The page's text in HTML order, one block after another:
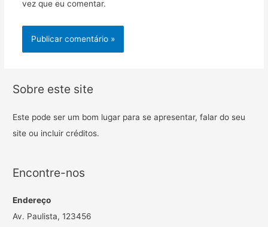
vez que eu comentar.
Sobre este site
Este pode ser um bom lugar para se apresentar, falar do seu
site ou incluir créditos.
Encontre-nos
Endereço
Av. Paulista, 123456